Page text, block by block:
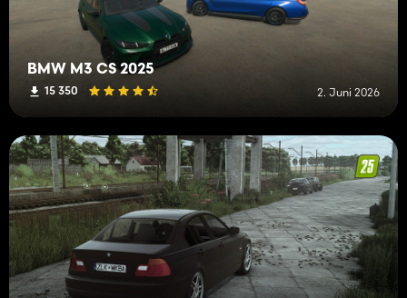
BMW M3 CS 2025
15 350 2. Juni 2026